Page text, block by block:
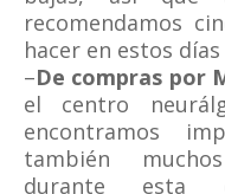
recomendamos
hacer en estos
–De compras por
el centro
encontramos
también
durante esta